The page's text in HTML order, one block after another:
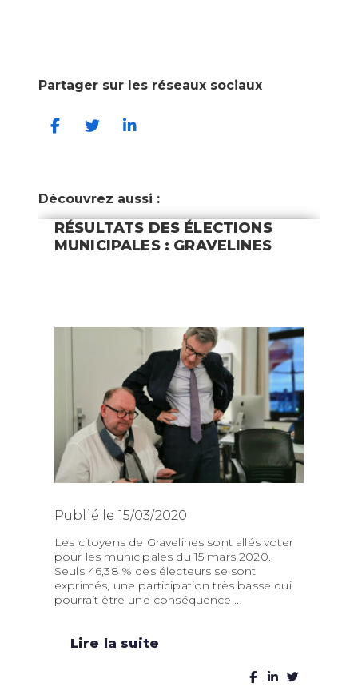
Partager sur les réseaux sociaux
Découvrez aussi :
RÉSULTATS DES ÉLECTIONS
MUNICIPALES : GRAVELINES
Publié le 15/03/2020
Les citoyens de Gravelines sont allés voter
pour les municipales du 15 mars 2020.
Seuls 46,38 % des électeurs se sont
exprimés, une participation très basse qui
pourrait être une conséquence...
Lire la suite